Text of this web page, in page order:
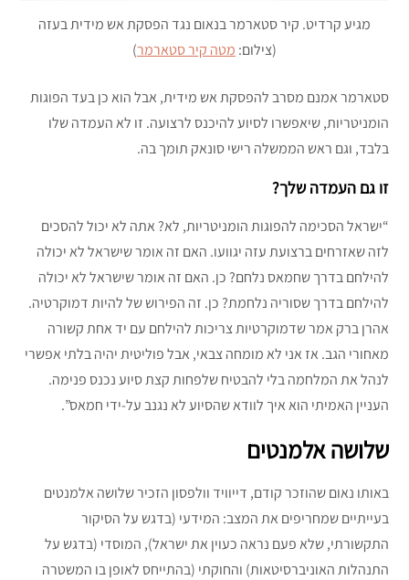
מגיע קרדיט. קיר סטארמר בנאום נגד הפסקת אש מידית בעזה
(צילום: מטה קיר סטארמר)
סטארמר אמנם מסרב להפסקת אש מידית, אבל הוא כן בעד הפוגות
הומניטריות, שיאפשרו לסיוע להיכנס לרצועה. זו לא העמדה שלו
בלבד, וגם ראש הממשלה רישי סונאק תומך בה.
זו גם העמדה שלך?
“ישראל הסכימה להפוגות הומניטריות, לא? אתה לא יכול להסכים
לזה שאזרחים ברצועת עזה יגוועו. האם זה אומר שישראל לא יכולה
להילחם בדרך שחמאס נלחם? כן. האם זה אומר שישראל לא יכולה
להילחם בדרך שסוריה נלחמת? כן. זה הפירוש של להיות דמוקרטיה.
אהרן ברק אמר שדמוקרטיות צריכות להילחם עם יד אחת קשורה
מאחורי הגב. אז אני לא מומחה צבאי, אבל פוליטית יהיה בלתי אפשרי
לנהל את המלחמה בלי להבטיח שלפחות קצת סיוע נכנס פנימה.
העניין האמיתי הוא איך לוודא שהסיוע לא נגנב על-ידי חמאס”.
שלושה אלמנטים
באותו נאום שהוזכר קודם, דייוויד וולפסון הזכיר שלושה אלמנטים
בעייתיים שמחריפים את המצב: המידעי (בדגש על הסיקור
התקשורתי, שלא פעם נראה כעוין את ישראל), המוסדי (בדגש על
התנהלות האוניברסיטאות) והחוקתי (בהתייחס לאופן בו המשטרה